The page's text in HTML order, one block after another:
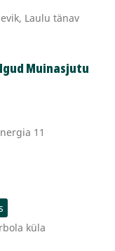
Laulu tänav
Muinasjutu
11
küla